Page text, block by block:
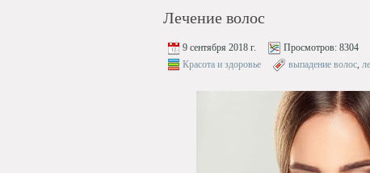
Лечение волос
9 сентября 2018 г. Просмотров: 8304
Красота и здоровье
выпадение волос,